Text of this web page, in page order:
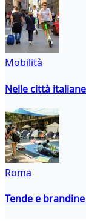
Mobilità
Nelle città
Roma
Tende e